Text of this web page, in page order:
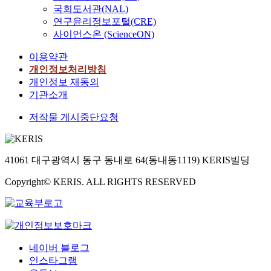
국회도서관(NAL)
연구윤리정보포털(CRE)
사이언스온 (ScienceON)
이용약관
개인정보처리방침
개인정보 재동의
기관소개
저작물 게시중단요청
41061 대구광역시 동구 동내로 64(동내동1119) KERIS빌딩
Copyright© KERIS. ALL RIGHTS RESERVED
네이버 블로그
인스타그램